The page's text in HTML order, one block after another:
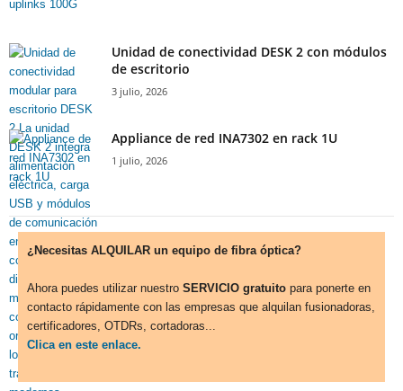
Unidad de conectividad DESK 2 con módulos
de escritorio
3 julio, 2026
Appliance de red INA7302 en rack 1U
1 julio, 2026
¿Necesitas ALQUILAR un equipo de fibra óptica?
Ahora puedes utilizar nuestro SERVICIO gratuito para ponerte en
contacto rápidamente con las empresas que alquilan fusionadoras,
certificadores, OTDRs, cortadoras...
Clica en este enlace.